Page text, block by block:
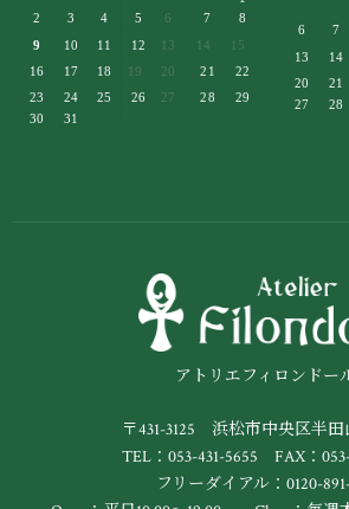
アトリエフィロンドー
〒431-3125 浜松市中央区半田
TEL：053-431-5655 FAX：053-
フリーダイアル：0120-